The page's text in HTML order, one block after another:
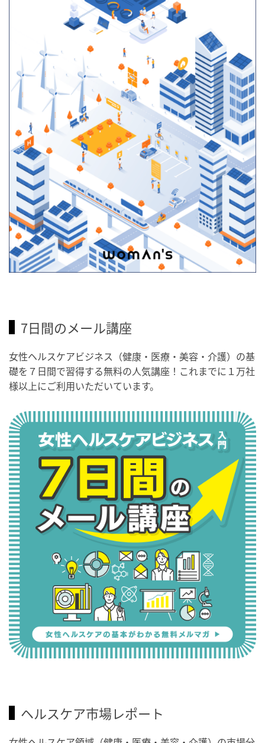
7日間のメール講座
女性ヘルスケアビジネス（健康・医療・美容・介護）の基
礎を７日間で習得する無料の人気講座！これまでに１万社
様以上にご利用いただいています。
ヘルスケア市場レポート